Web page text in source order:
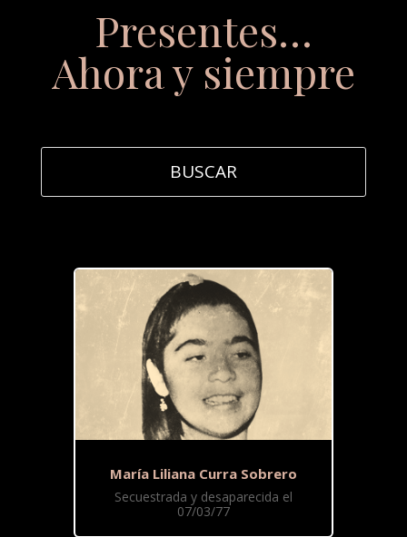
Presentes…
Ahora y siempre
María Liliana Curra Sobrero
Secuestrada y desaparecida el
07/03/77